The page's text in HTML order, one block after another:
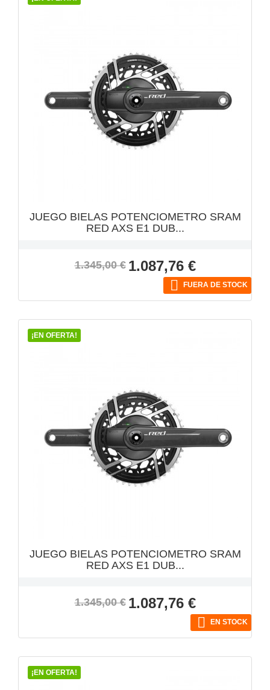
JUEGO BIELAS POTENCIOMETRO SRAM
RED AXS E1 DUB...
Precio
1.345,00 € Precio
1.087,76 €
 FUERA DE STOCK
¡EN OFERTA!
JUEGO BIELAS POTENCIOMETRO SRAM
RED AXS E1 DUB...
Precio
1.345,00 € Precio
1.087,76 €
 EN STOCK
¡EN OFERTA!
VISTA RÁPIDA
VISTA RÁPIDA